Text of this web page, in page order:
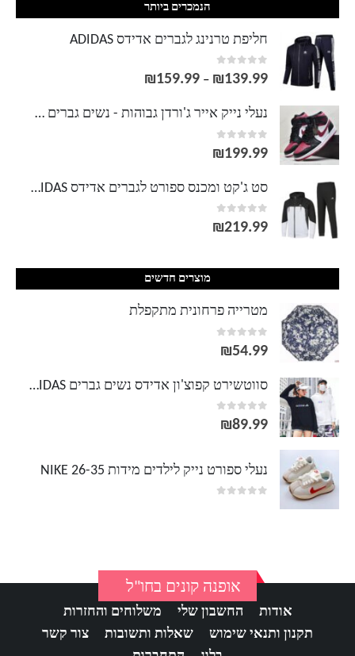
הנמכרים ביותר
חליפת טרנינג לגברים אדידס ADIDAS
0
out of 5
₪139.99
–
₪159.99
נעלי נייק אייר ג'ורדן גבוהות - נשים גברים NIKE AIR JORDAN
0
out of 5
₪199.99
סט ג'קט ומכנס ספורט לגברים אדידס ADIDAS
0
out of 5
₪219.99
מוצרים חדשים
מטרייה פרחונית מתקפלת
0
out of 5
₪54.99
סווטשירט קפוצ'ון אדידס נשים גברים ADIDAS
0
out of 5
₪89.99
נעלי ספורט נייק לילדים מידות 26-35 NIKE
אופנה קונים בחו"ל
אודות החשבון שלי
משלוחים והחזרות
תקנון ותנאי שימוש
שאלות ותשובות
צור קשר